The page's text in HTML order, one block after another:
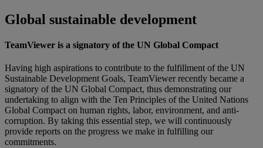
Global sustainable development
TeamViewer is a signatory of the UN Global Compact
Having high aspirations to contribute to the fulfillment of the UN
Sustainable Development Goals, TeamViewer recently became a
signatory of the UN Global Compact, thus demonstrating our
undertaking to align with the Ten Principles of the United Nations
Global Compact on human rights, labor, environment, and anti-
corruption. By taking this essential step, we will continuously
provide reports on the progress we make in fulfilling our
commitments.